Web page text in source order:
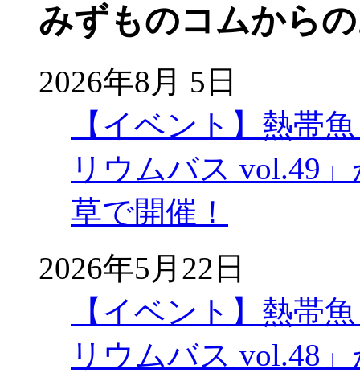
みずものコムから
2026年8月 5日
【イベント】熱帯
リウムバス vol.49
草で開催！
2026年5月22日
【イベント】熱帯
リウムバス vol.48